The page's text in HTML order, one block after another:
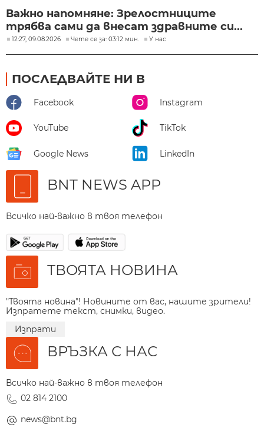
Важно напомняне: Зрелостниците
трябва сами да внесат здравните си...
12:27, 09.08.2026 Чете се за: 03:12 мин. У нас
ПОСЛЕДВАЙТЕ НИ В
Facebook Instagram
YouTube TikTok
Google News LinkedIn
BNT NEWS APP
Всичко най-важно в твоя телефон
ТВОЯТА НОВИНА
"Твоята новина"! Новините от вас, нашите зрители!
Изпратете текст, снимки, видео.
Изпрати
ВРЪЗКА С НАС
Всичко най-важно в твоя телефон
02 814 2100
news@bnt.bg